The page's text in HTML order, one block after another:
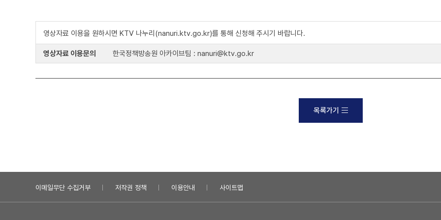
영상자료 이용을 원하시면 KTV 나누리(nanuri.ktv.go.kr)를 통해 신청해 주시기 바랍니다.
영상자료 이용문의 한국정책방송원 아카이브팀 : nanuri@ktv.go.kr
목록가기
이메일무단 수집거부 저작권 정책 이용안내 사이트맵